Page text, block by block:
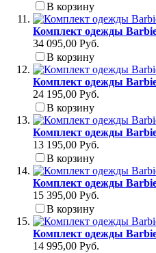
В корзину
Комплект одежды
34 095,00 Руб.
В корзину
Комплект одежды
24 195,00 Руб.
В корзину
Комплект одежды
13 195,00 Руб.
В корзину
Комплект одежды
15 395,00 Руб.
В корзину
Комплект одежды
14 995,00 Руб.